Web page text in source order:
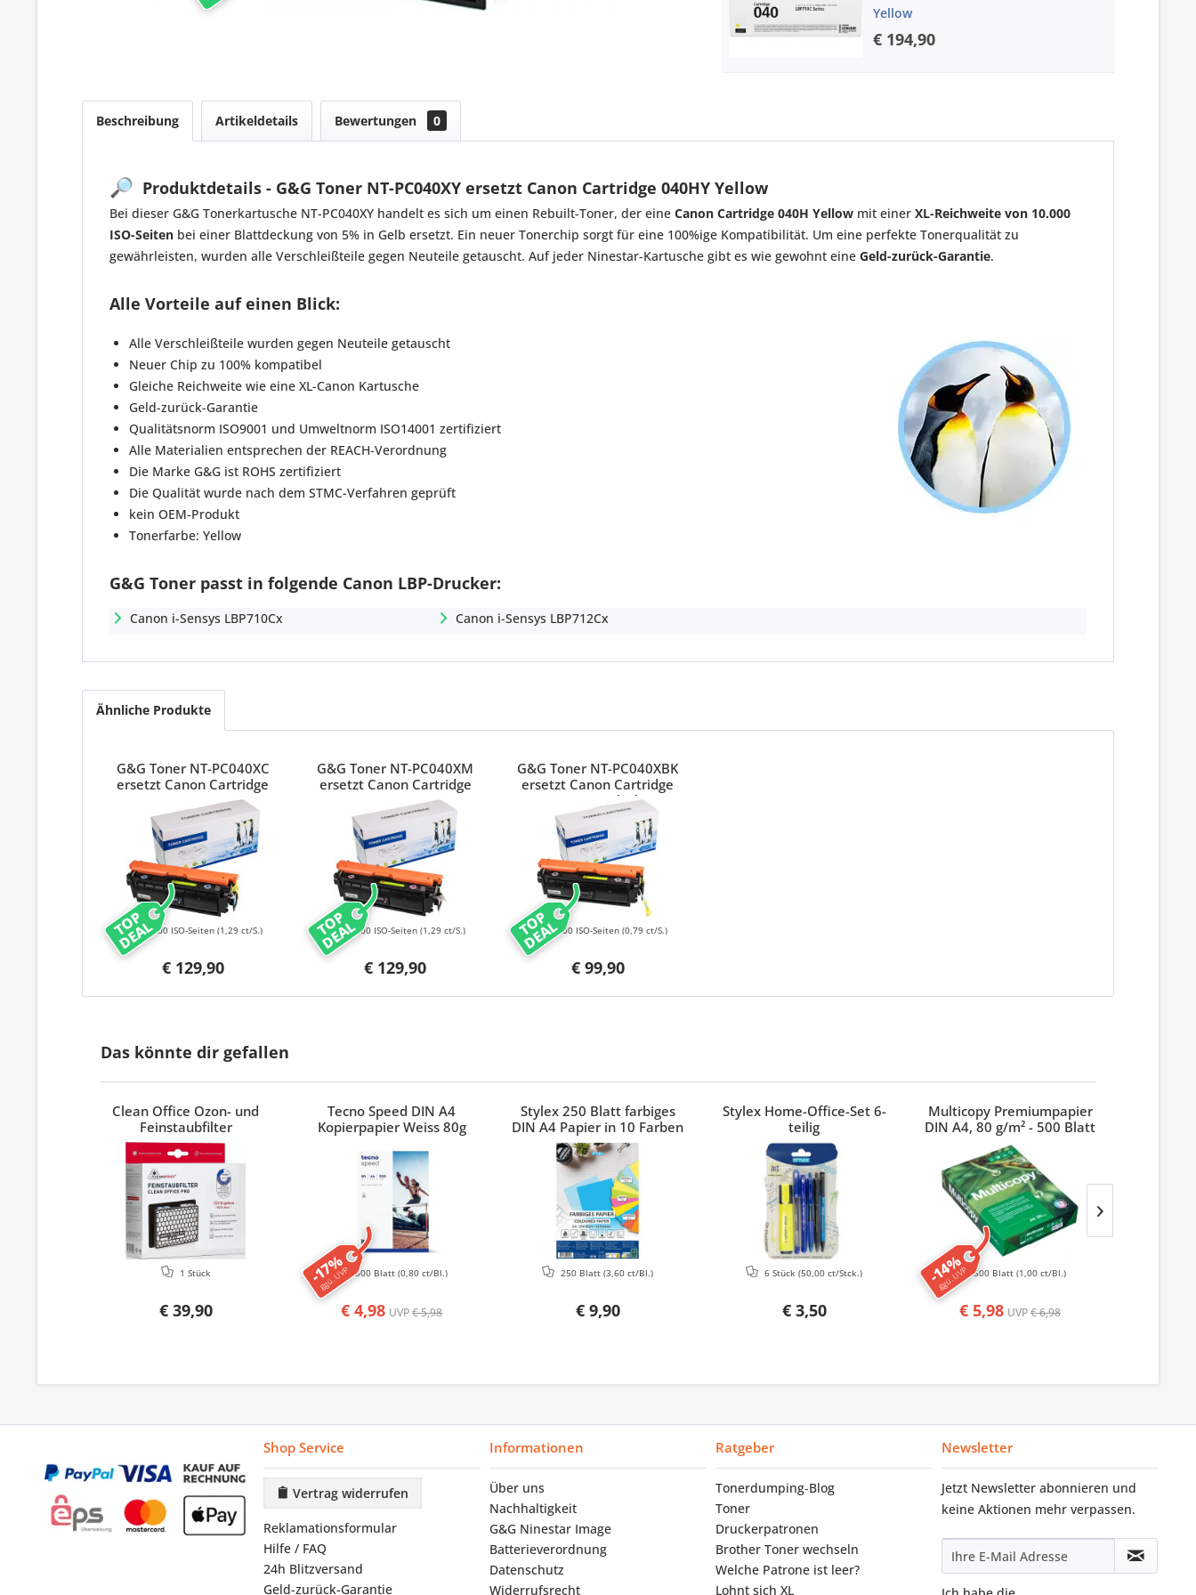
Yellow
€ 194,90
Beschreibung Artikeldetails Bewertungen 0
🔎 Produktdetails - G&G Toner NT-PC040XY ersetzt Canon Cartridge 040HY Yellow
Bei dieser G&G Tonerkartusche NT-PC040XY handelt es sich um einen Rebuilt-Toner, der eine Canon Cartridge 040H Yellow mit einer XL-Reichweite von 10.000
ISO-Seiten bei einer Blattdeckung von 5% in Gelb ersetzt. Ein neuer Tonerchip sorgt für eine 100%ige Kompatibilität. Um eine perfekte Tonerqualität zu
gewährleisten, wurden alle Verschleißteile gegen Neuteile getauscht. Auf jeder Ninestar-Kartusche gibt es wie gewohnt eine Geld-zurück-Garantie.
Alle Vorteile auf einen Blick:
Alle Verschleißteile wurden gegen Neuteile getauscht
Neuer Chip zu 100% kompatibel
Gleiche Reichweite wie eine XL-Canon Kartusche
Geld-zurück-Garantie
Qualitätsnorm ISO9001 und Umweltnorm ISO14001 zertifiziert
Alle Materialien entsprechen der REACH-Verordnung
Die Marke G&G ist ROHS zertifiziert
Die Qualität wurde nach dem STMC-Verfahren geprüft
kein OEM-Produkt
Tonerfarbe: Yellow
G&G Toner passt in folgende Canon LBP-Drucker:
Canon i-Sensys LBP710Cx Canon i-Sensys LBP712Cx
Ähnliche Produkte
TOP
DEAL
G&G Toner NT-PC040XC
ersetzt Canon Cartridge
040HC Cyan
€ 129,90
10000 ISO-Seiten(1,29 ct/S.) TOP
DEAL
G&G Toner NT-PC040XM
ersetzt Canon Cartridge
040HM Magenta
€ 129,90
10000 ISO-Seiten (1,29 ct/S.) TOP
DEAL
G&G Toner NT-PC040XBK
ersetzt Canon Cartridge
040HBK Black
€ 99,90
12500 ISO-Seiten(0,79 ct/S.)
Das könnte dir gefallen
Clean Office Ozon- und
Feinstaubfilter
€ 39,90
1 Stück -17%
ggü. UVP
Tecno Speed DIN A4
Kopierpapier Weiss 80g
€ 4,98 UVP€ 5,98
500 Blatt (0,80 ct/Bl.)
Stylex 250 Blatt farbiges
DIN A4 Papier in 10 Farben
€ 9,90
250 Blatt(3,60 ct/Bl.)
Stylex Home-Office-Set 6-
teilig
€ 3,50
6 Stück(50,00 ct/Stck.) -14%
ggü. UVP
Multicopy Premiumpapier
DIN A4, 80 g/m² - 500 Blatt
€ 5,98 UVP€ 6,98
500 Blatt (1,00 ct/Bl.)
Shop Service
Vertrag widerrufen
Reklamationsformular
Hilfe / FAQ
24h Blitzversand
Geld-zurück-Garantie
Informationen
Über uns
Nachhaltigkeit
G&G Ninestar Image
Batterieverordnung
Datenschutz
Widerrufsrecht
Ratgeber
Tonerdumping‑Blog
Toner
Druckerpatronen
Brother Toner wechseln
Welche Patrone ist leer?
Lohnt sich XL
Newsletter
Jetzt Newsletter abonnieren und
keine Aktionen mehr verpassen.